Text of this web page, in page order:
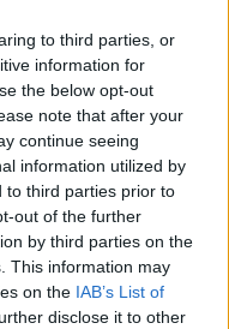
to third parties, or
information for
the below opt-out
note that after your
continue seeing
information utilized by
to third parties prior to
out of the further
by third parties on the
This information may
on the IAB’s List of
disclose it to other
A jóval
szépre törekedett, s
fulladtak. A
nem akart sok
valószínűleg
és alkotótársai a
Černý díszletei
keltettek olcsó
papíron
sajnos azonban
hús-vér emberek